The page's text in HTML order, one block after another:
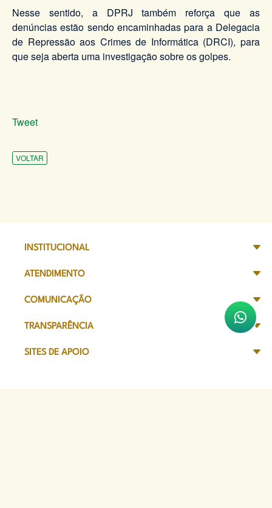
Nesse sentido, a DPRJ também reforça que as
denúncias estão sendo encaminhadas para a Delegacia
de Repressão aos Crimes de Informática (DRCI), para
que seja aberta uma investigação sobre os golpes.
Tweet
VOLTAR
INSTITUCIONAL
ATENDIMENTO
COMUNICAÇÃO
TRANSPARÊNCIA
SITES DE APOIO